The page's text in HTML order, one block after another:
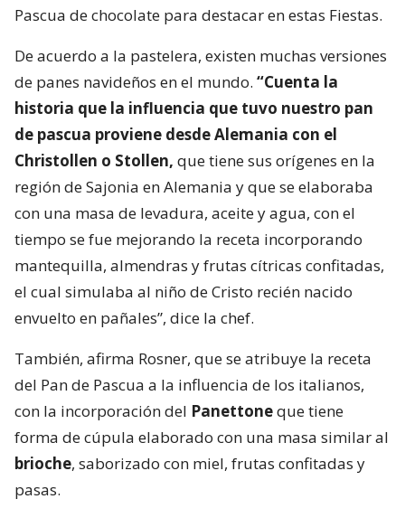
Pascua de chocolate para destacar en estas Fiestas.
De acuerdo a la pastelera, existen muchas versiones
de panes navideños en el mundo. “Cuenta la
historia que la influencia que tuvo nuestro pan
de pascua proviene desde Alemania con el
Christollen o Stollen, que tiene sus orígenes en la
región de Sajonia en Alemania y que se elaboraba
con una masa de levadura, aceite y agua, con el
tiempo se fue mejorando la receta incorporando
mantequilla, almendras y frutas cítricas confitadas,
el cual simulaba al niño de Cristo recién nacido
envuelto en pañales”, dice la chef.
También, afirma Rosner, que se atribuye la receta
del Pan de Pascua a la influencia de los italianos,
con la incorporación del Panettoneque tiene
forma de cúpula elaborado con una masa similar al
brioche, saborizado con miel, frutas confitadas y
pasas.